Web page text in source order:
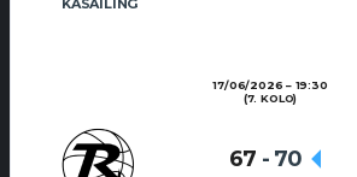
KASAILING
17/06/2026
19:30
(7. KOLO)
67 - 70